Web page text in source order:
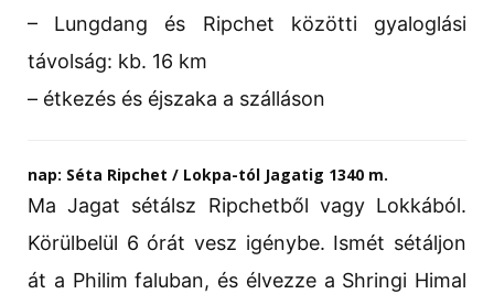
– Lungdang és Ripchet közötti gyaloglási
távolság: kb. 16 km
– étkezés és éjszaka a szálláson
nap: Séta Ripchet / Lokpa-tól Jagatig 1340 m.
Ma Jagat sétálsz Ripchetből vagy Lokkából.
Körülbelül 6 órát vesz igénybe. Ismét sétáljon
át a Philim faluban, és élvezze a Shringi Himal